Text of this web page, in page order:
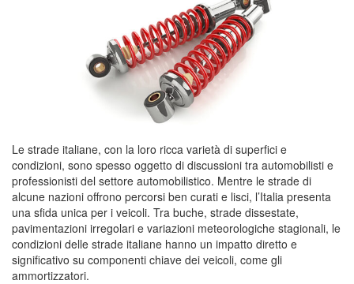
Le strade italiane, con la loro ricca varietà di superfici e
condizioni, sono spesso oggetto di discussioni tra automobilisti e
professionisti del settore automobilistico. Mentre le strade di
alcune nazioni offrono percorsi ben curati e lisci, l’Italia presenta
una sfida unica per i veicoli. Tra buche, strade dissestate,
pavimentazioni irregolari e variazioni meteorologiche stagionali, le
condizioni delle strade italiane hanno un impatto diretto e
significativo su componenti chiave dei veicoli, come gli
ammortizzatori.